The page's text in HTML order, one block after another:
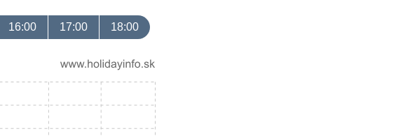
16:00 17:00 18:00